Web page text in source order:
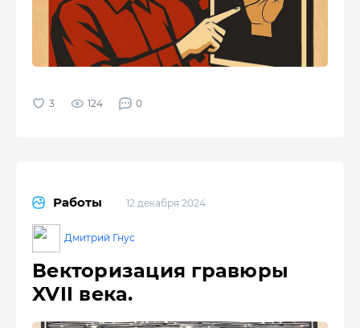
124 0
Работы 12 декабря 2024
Дмитрий Гнус
Векторизация гравюры
XVII века.